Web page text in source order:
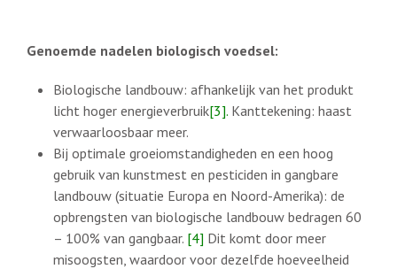
Genoemde nadelen biologisch voedsel:
Biologische landbouw: afhankelijk van het produkt
licht hoger energieverbruik[3]. Kanttekening: haast
verwaarloosbaar meer.
Bij optimale groeiomstandigheden en een hoog
gebruik van kunstmest en pesticiden in gangbare
landbouw (situatie Europa en Noord-Amerika): de
opbrengsten van biologische landbouw bedragen 60
– 100% van gangbaar. [4] Dit komt door meer
misoogsten, waardoor voor dezelfde hoeveelheid